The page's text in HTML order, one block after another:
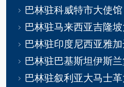
巴林驻科威特市大使
巴林驻马来西亚吉隆
巴林驻印度尼西亚雅
巴林驻巴基斯坦伊斯
巴林驻叙利亚大马士